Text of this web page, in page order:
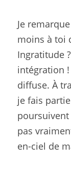
Je
moins à toi
Ingratitude
intégration !
diffuse. À
je fais
pas
en-ciel de